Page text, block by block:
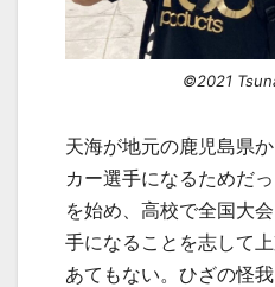
©2021
天海が地元の鹿児島県
カー選手になるためだ
を始め、高校で全国大
手になることを志して
あてもない。ひざの怪